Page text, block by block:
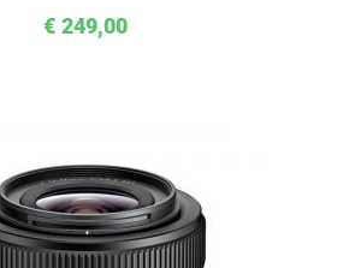
€ 249,00